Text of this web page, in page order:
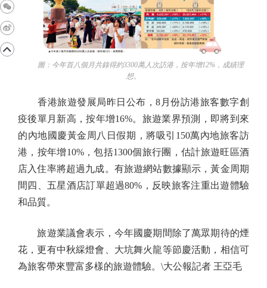
圖：今年首八個月共錄得約3300萬人次訪港，按年增12%，成績理
想。
香港旅遊發展局昨日公布，8月份訪港旅客數字創
疫後單月新高，按年增16%。旅遊業界預測，即將到來
的內地國慶黃金周八日假期，將吸引150萬內地旅客訪
港，按年增10%，包括1300個旅行團，估計旅遊旺區酒
店入住率將超過九成。有旅遊網站數據顯示，黃金周期
間四、五星酒店訂單超過80%，反映旅客注重出遊體驗
和品質。
旅遊業議會表示，今年國慶期間除了萬眾期待的煙
花，更有中秋綵燈會、大坑舞火龍等節慶活動，相信可
為旅客帶來豐富多樣的旅遊體驗。\大公報記者 王亞毛